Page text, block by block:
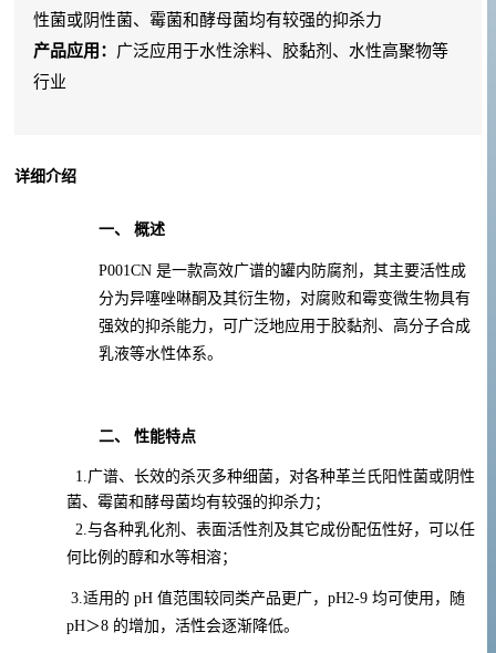
性菌或阴性菌、霉菌和酵母菌均有较强的抑杀力
产品应用： 广泛应用于水性涂料、胶黏剂、水性高聚物等
行业
详细介绍
一、概述
P001CN是一款高效广谱的罐内防腐剂，其主要活性成
分为异噻唑啉酮及其衍生物，对腐败和霉变微生物具有
强效的抑杀能力，可广泛地应用于胶黏剂、高分子合成
乳液等水性体系。
二、性能特点
1.广谱、长效的杀灭多种细菌，对各种革兰氏阳性菌或阴性
菌、霉菌和酵母菌均有较强的抑杀力；
2.与各种乳化剂、表面活性剂及其它成份配伍性好，可以任
何比例的醇和水等相溶；
3.适用的 pH值范围较同类产品更广，pH2-9均可使用，随
pH＞8 的增加，活性会逐渐降低。